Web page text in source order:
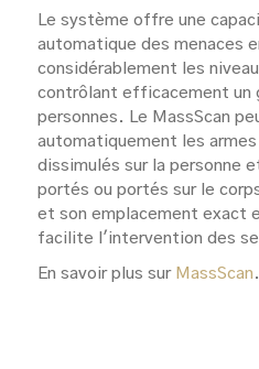
Le système offre une
automatique des menaces
considérablement les
contrôlant efficacement un
personnes. Le MassScan
automatiquement les
dissimulés sur la personne
portés ou portés sur le
et son emplacement exact
facilite l'intervention des
En savoir plus sur MassScan .